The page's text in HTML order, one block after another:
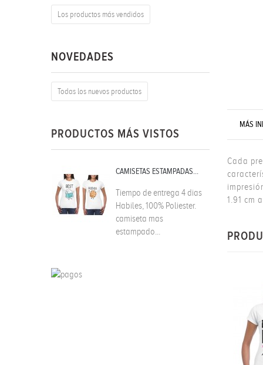
Los productos más vendidos
NOVEDADES
Todas los nuevos productos
PRODUCTOS MÁS VISTOS
CAMISETAS ESTAMPADAS...
Tiempo de entrega 4 dias
Habiles, 100% Poliester.
camiseta mas
estampado...
MÁS
Cada
1.91 cm